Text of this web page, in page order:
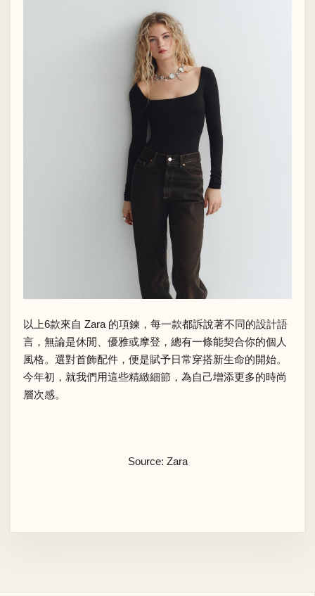
以上6款來自 Zara 的項鍊，每一款都訴說著不同的設計語
言，無論是休閒、優雅或摩登，總有一條能契合你的個人
風格。選對首飾配件，便是賦予日常穿搭新生命的開始。
今年初，就我們用這些精緻細節，為自己增添更多的時尚
層次感。
Source: Zara